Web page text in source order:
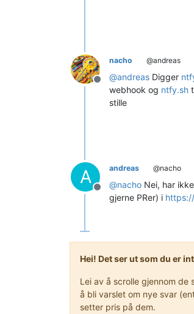
Frakoblet
nacho @andreas
@andreas Digger
webhook og ntfy.sh
stille
A
Frakoblet
andreas @nacho
@nacho Nei, har
gjerne PRer) i
Hei! Det ser ut som du er
Lei av å scrolle gjennom
å bli varslet om nye svar
setter pris på dem.